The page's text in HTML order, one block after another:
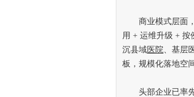
商业模式层面，
用 + 运维升级 +
沉县域 医院、基层
板，规模化落地空
头部企业已率先